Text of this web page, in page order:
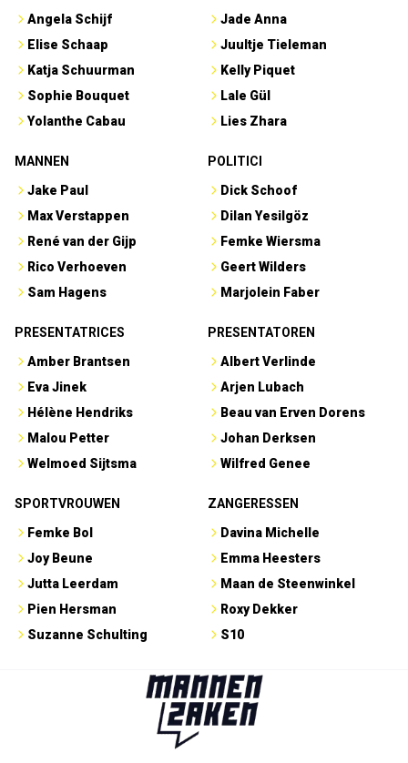
Angela Schijf
Elise Schaap
Katja Schuurman
Sophie Bouquet
Yolanthe Cabau
Jade Anna
Juultje Tieleman
Kelly Piquet
Lale Gül
Lies Zhara
MANNEN
Jake Paul
Max Verstappen
René van der Gijp
Rico Verhoeven
Sam Hagens
POLITICI
Dick Schoof
Dilan Yesilgöz
Femke Wiersma
Geert Wilders
Marjolein Faber
PRESENTATRICES
Amber Brantsen
Eva Jinek
Hélène Hendriks
Malou Petter
Welmoed Sijtsma
PRESENTATOREN
Albert Verlinde
Arjen Lubach
Beau van Erven Dorens
Johan Derksen
Wilfred Genee
SPORTVROUWEN
Femke Bol
Joy Beune
Jutta Leerdam
Pien Hersman
Suzanne Schulting
ZANGERESSEN
Davina Michelle
Emma Heesters
Maan de Steenwinkel
Roxy Dekker
S10